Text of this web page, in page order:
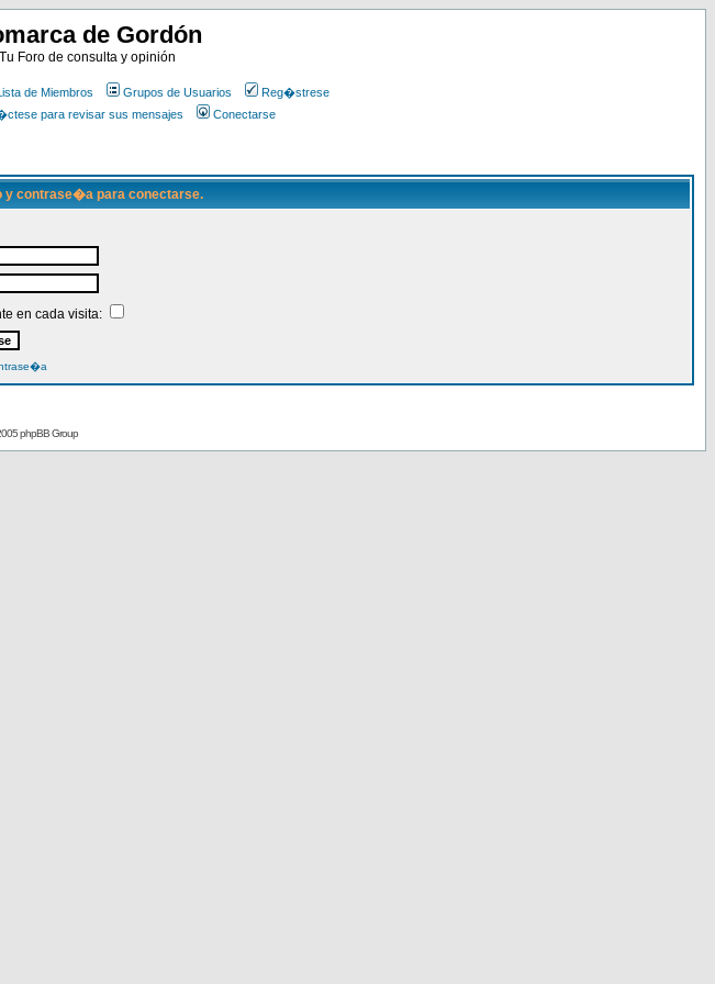
de Gordón
Tu Foro de consulta y opinión
de Miembros Grupos de Usuarios
Reg�strese
para revisar sus mensajes Conectarse
y contrase�a para conectarse.
en cada visita:
phpBB Group